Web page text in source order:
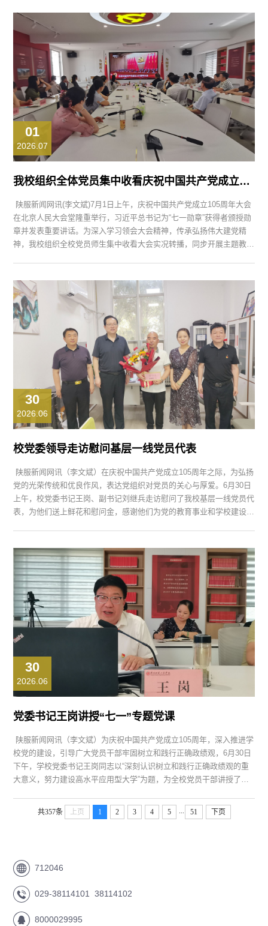
105周年专题片《誓言》，重温入党初心，...
01
2026.07
我校组织全体党员集中收看庆祝中国共产党成立105周年大会
陕服新闻网讯(李文斌)7月1日上午，庆祝中国共产党成立105周年大会
在北京人民大会堂隆重举行，习近平总书记为“七一勋章”获得者颁授勋
章并发表重要讲话。为深入学习领会大会精神，传承弘扬伟大建党精
神，我校组织全校党员师生集中收看大会实况转播，同步开展主题教育
学习。 上午10时，我校在行政中心326会议室设立集中收看主会场，...
30
2026.06
校党委领导走访慰问基层一线党员代表
陕服新闻网讯（李文斌）在庆祝中国共产党成立105周年之际，为弘扬
党的光荣传统和优良作风，表达党组织对党员的关心与厚爱。6月30日
上午，校党委书记王岗、副书记刘继兵走访慰问了我校基层一线党员代
表，为他们送上鲜花和慰问金，感谢他们为党的教育事业和学校建设发
在文献资源保障和读者服务中付出的辛勤努力给予肯定，...
30
2026.06
党委书记王岗讲授“七一”专题党课
陕服新闻网讯（李文斌）为庆祝中国共产党成立105周年，深入推进学
校党的建设，引导广大党员干部牢固树立和践行正确政绩观，6月30日
下午，学校党委书记王岗同志以“深刻认识树立和践行正确政绩观的重
大意义，努力建设高水平应用型大学”为题，为全校党员干部讲授了一
会议。 王岗的党课立足“十五五”开局之年的关键节点，紧扣党中央关于
开展树立和践行正确政绩观学习教育的部署要求，...
共357条 上页 1 2 3 4 5 ... 51 下页
712046
029-38114101 38114102
8000029995